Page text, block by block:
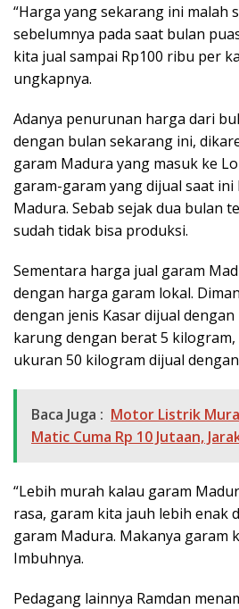
“Harga yang sekarang ini malah
sebelumnya pada saat bulan
kita jual sampai Rp100 ribu per
ungkapnya.
Adanya penurunan harga dari
dengan bulan sekarang ini,
garam Madura yang masuk ke
garam-garam yang dijual saat
Madura. Sebab sejak dua bulan
sudah tidak bisa produksi.
Sementara harga jual garam
dengan harga garam lokal.
dengan jenis Kasar dijual
karung dengan berat 5
ukuran 50 kilogram dijual
Baca Juga : Motor Listrik
Matic Cuma Rp 10 Jutaan,
“Lebih murah kalau garam
rasa, garam kita jauh lebih enak
garam Madura. Makanya garam
Imbuhnya.
Pedagang lainnya Ramdan